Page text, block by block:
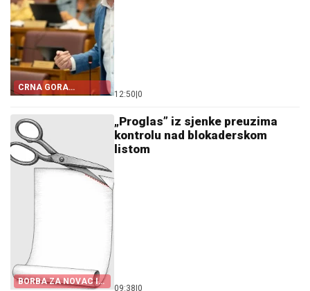
CRNA GORA
POSTALA TALAC
12:50 0
BORBA ZA NOVAC I
„Proglas” iz sjenke preuzima
kontrolu nad blokaderskom
listom
09:38 0